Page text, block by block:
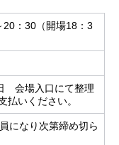
：30（開場18：3
会場入口にて整理
払いください。
になり次第締め切ら